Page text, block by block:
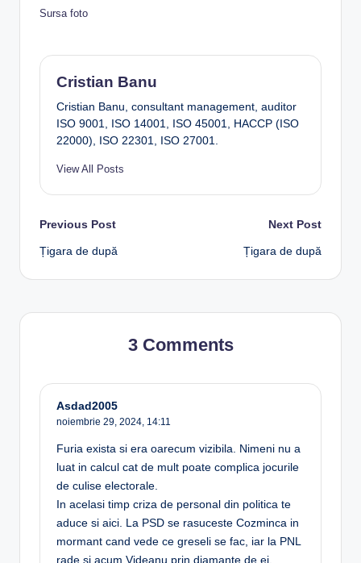
Sursa foto
Cristian Banu
Cristian Banu, consultant management, auditor
ISO 9001, ISO 14001, ISO 45001, HACCP (ISO
22000), ISO 22301, ISO 27001.
View All Posts
Post
navigation
Previous Post
Țigara de după
Next Post
Țigara de după
3 Comments
Asdad2005
noiembrie 29, 2024, 14:11
Furia exista si era oarecum vizibila. Nimeni nu a
luat in calcul cat de mult poate complica jocurile
de culise electorale.
In acelasi timp criza de personal din politica te
aduce si aici. La PSD se rasuceste Cozminca in
mormant cand vede ce greseli se fac, iar la PNL
rade si acum Videanu prin diamante de ei.